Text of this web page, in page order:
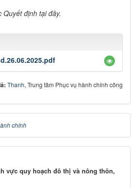
định tại đây.
Thanh, Trung tâm Phục vụ hành chính công
chính
vực quy hoạch đô thị và nông thôn,